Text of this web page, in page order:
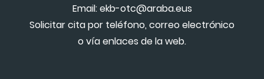
Email: ekb-otc@araba.eus
Solicitar cita por teléfono, correo electrónico
o vía enlaces de la web.